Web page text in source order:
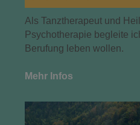
Als Tanztherapeut und
Psychotherapie begleite
Berufung leben wollen.
Mehr Infos